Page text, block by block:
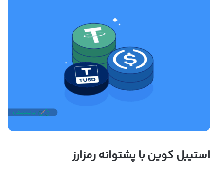
استیبل کوین با پشتوانه رمزارز